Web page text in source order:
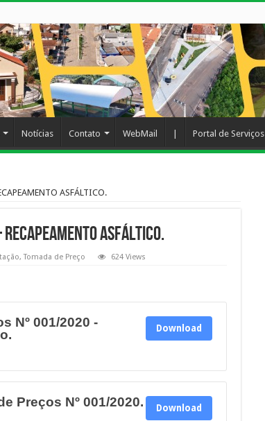
Notícias Contato WebMail Portal de Serviços
ASFÁLTICO.
ASFÁLTICO.
,Tomada de Preço 624 Views
Nº 001/2020 -
Download
Preços Nº 001/2020. Download